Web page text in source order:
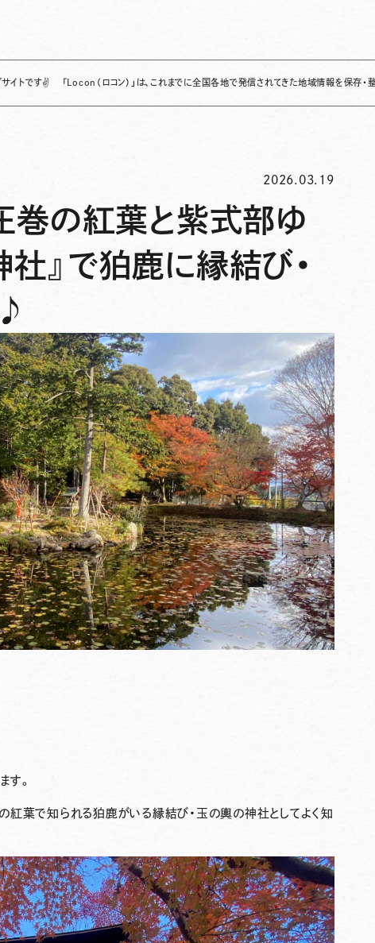
「Locon（ロコン）」は、これまでに全国各地で発信されてきた地域情報を保存・整理し、継続的
2026.03.19
巻の紅葉と紫式部ゆ
』で狛鹿に縁結び・
す。
の紅葉で知られる狛鹿がいる縁結び・玉の輿の神社としてよく知